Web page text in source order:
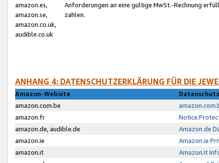
amazon.es,
amazon.se,
amazon.co.uk,
audible.co.uk
Anforderungen an eine gültige MwSt.-Rechnung
zahlen.
ANHANG 4: DATENSCHUTZERKLÄRUNG FÜR DIE
Amazon-Website
amazon.com.be
amazon.fr
amazon.de, audible.de
Amazon.de
amazon.ie
Amazon.ie
amazon.it
Amazon.it